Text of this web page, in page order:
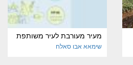
מעיר מעורבת לעיר משותפת
שימאא אבו סאלח